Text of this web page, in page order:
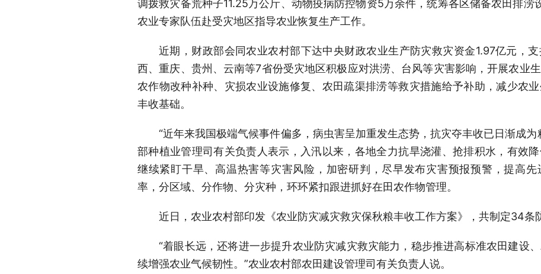
调拨救灾备荒种子11.25万公斤、动物疫病防控物资5万余件，统筹各区储备农田排涝
农业专家队伍赴受灾地区指导农业恢复生产工作。
近期，财政部会同农业农村部下达中央财政农业生产防灾救灾资金1.97亿元，
西、重庆、贵州、云南等7省份受灾地区积极应对洪涝、台风等灾害影响，开展农业
农作物改种补种、灾损农业设施修复、农田疏渠排涝等救灾措施给予补助，减少农
丰收基础。
“近年来我国极端气候事件偏多，病虫害呈加重发生态势，抗灾夺丰收已日渐成
部种植业管理司有关负责人表示，入汛以来，各地全力抗旱浇灌、抢排积水，有效
继续紧盯干旱、高温热害等灾害风险，加密研判，尽早发布灾害预报预警，提高
率，分区域、分作物、分灾种，环环紧扣跟进抓好在田农作物管理。
近日，农业农村部印发《农业防灾减灾救灾保秋粮丰收工作方案》，共制定34条
“着眼长远，还将进一步提升农业防灾减灾救灾能力，稳步推进高标准农田建设
续增强农业气候韧性。”农业农村部农田建设管理司有关负责人说。